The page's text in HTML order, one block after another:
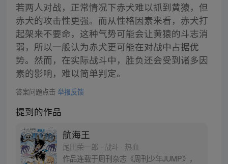
若两人对战，正常情况下赤犬难以抓到黄猿，但
赤犬的攻击性更强。而从性格因素来看，赤犬打
起架来不要命，这种气势可能会让黄猿的斗志消
弱，所以一般认为赤犬更可能在对战中占据优
势。然而，在实际战斗中，胜负还会受到诸多因
素的影响，难以简单判定。
答案问题点击 举报反馈
提到的作品
航海王
尾田荣一郎 · 战斗 · 热血
作品连载于周刊杂志《周刊少年JUMP》，